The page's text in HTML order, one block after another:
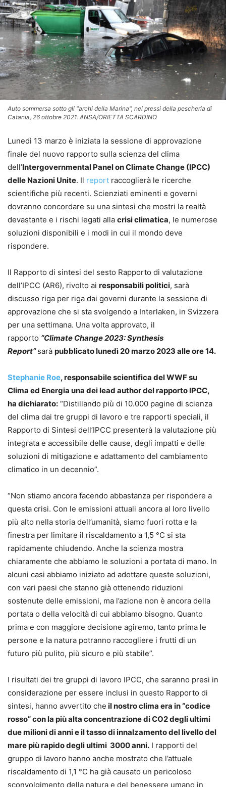
Auto sommersa sotto gli "archi della Marina", nei pressi della pescheria di
Catania, 26 ottobre 2021. ANSA/ORIETTA SCARDINO
Lunedì 13 marzo è iniziata la sessione di approvazione
finale del nuovo rapporto sulla scienza del clima
dell’Intergovernmental Panel on Climate Change (IPCC)
delle Nazioni Unite. Il report raccoglierà le ricerche
scientifiche più recenti. Scienziati eminenti e governi
dovranno concordare su una sintesi che mostri la realtà
devastante e i rischi legati alla crisi climatica, le numerose
soluzioni disponibili e i modi in cui il mondo deve
rispondere.
Il Rapporto di sintesi del sesto Rapporto di valutazione
dell’IPCC (AR6), rivolto ai responsabili politici, sarà
discusso riga per riga dai governi durante la sessione di
approvazione che si sta svolgendo a Interlaken, in Svizzera
per una settimana. Una volta approvato, il
rapporto “Climate Change 2023: Synthesis
Report”sarà pubblicato lunedì 20 marzo 2023 alle ore 14.
Stephanie Roe, responsabile scientifica del WWF su
Clima ed Energia una dei lead author del rapporto IPCC,
ha dichiarato: “Distillando più di 10.000 pagine di scienza
del clima dai tre gruppi di lavoro e tre rapporti speciali, il
Rapporto di Sintesi dell’IPCC presenterà la valutazione più
integrata e accessibile delle cause, degli impatti e delle
soluzioni di mitigazione e adattamento del cambiamento
climatico in un decennio”.
“Non stiamo ancora facendo abbastanza per rispondere a
questa crisi. Con le emissioni attuali ancora al loro livello
più alto nella storia dell’umanità, siamo fuori rotta e la
finestra per limitare il riscaldamento a 1,5 °C si sta
rapidamente chiudendo. Anche la scienza mostra
chiaramente che abbiamo le soluzioni a portata di mano. In
alcuni casi abbiamo iniziato ad adottare queste soluzioni,
con vari paesi che stanno già ottenendo riduzioni
sostenute delle emissioni, ma l’azione non è ancora della
portata o della velocità di cui abbiamo bisogno. Quanto
prima e con maggiore decisione agiremo, tanto prima le
persone e la natura potranno raccogliere i frutti di un
futuro più pulito, più sicuro e più stabile”.
I risultati dei tre gruppi di lavoro IPCC, che saranno presi in
considerazione per essere inclusi in questo Rapporto di
sintesi, hanno avvertito che il nostro clima era in “codice
rosso” con la più alta concentrazione di CO2 degli ultimi
due milioni di anni e il tasso di innalzamento del livello del
mare più rapido degli ultimi 3000 anni. I rapporti del
gruppo di lavoro hanno anche mostrato che l’attuale
riscaldamento di 1,1 °C ha già causato un pericoloso
sconvolgimento della natura e del benessere umano in